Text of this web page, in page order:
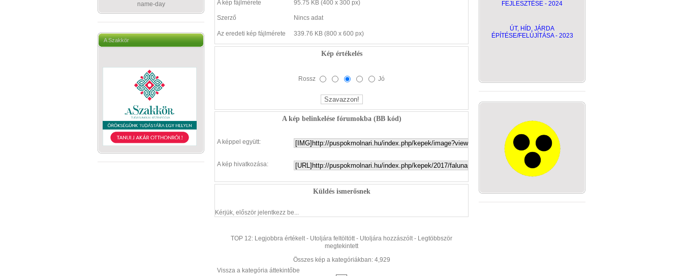
name-day
A Szakkör
A kép fájlmérete 95.75 KB (400 x 300 px)
Szerző Nincs adat
Az eredeti kép fájlmérete 339.76 KB (800 x 600 px)
Kép értékelés
Rossz Jó
A kép belinkelése fórumokba (BB kód)
A képpel együtt:
A kép hivatkozása:
Küldés ismerősnek
Kérjük, először jelentkezz be...
TOP 12: Legjobbra értékelt - Utoljára feltöltött - Utoljára hozzászólt - Legtöbbször
megtekintett
Összes kép a kategóriákban: 4,929
Vissza a kategória áttekintőbe
FEJLESZTÉSE - 2024
ÚT, HÍD, JÁRDA
ÉPÍTÉSE/FELÚJÍTÁSA - 2023